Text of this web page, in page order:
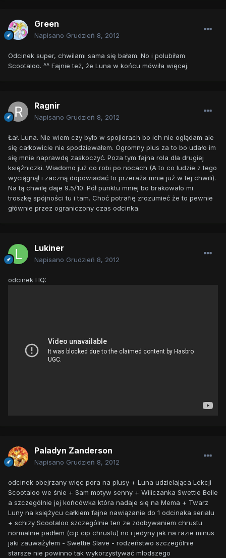
Green
Napisano Grudzień 8, 2012
Odcinek super, chwilami sama się bałam. No i polubiłam
Scootaloo. ^^ Fajnie też, że Luna w końcu mówiła więcej.
Ragnir
Napisano Grudzień 8, 2012
Łał. Luna. Nie wiem czy było w spojlerach bo ich nie oglądam ale
się całkowicie nie spodziewałem. Ogromny plus za to bo udało im
się mnie naprawdę zaskoczyć. Poza tym fajna rola dla drugiej
księżniczki. Wiadomo już co robi po nocach (A to co ludzie z tego
wyciągnął i zaczną dopowiadać to przeraża mnie już w tej chwili).
Na tą chwilę daje 9.5/10. Pół punktu mniej bo brakowało mi
troszkę spójności tu i tam. Choć potrafię zrozumieć że to pewnie
głównie przez ograniczony czas odcinka.
Lukiner
Napisano Grudzień 8, 2012
odcinek HQ:
Paladyn Zanderson
Napisano Grudzień 8, 2012
odcinek obejrzany więc pora na plusy + Luna udzielająca Lekcji
Scootaloo we śnie + Sam motyw senny + Wiliczanka Swettie Belle
a szczególnie jej końcówka która nadaje się na Mema + Twarz
Luny na księżycu całkiem fajne nawiązanie do 1 odcinaka serialu
+ schizy Scootaloo szczególnie ten ze zdobywaniem chrustu
normalnie padłem (cip cip chrustu) no i jedyny jak na razie minus
jaki zauważyłem - Swettie Slave - rodzeństwo szczególnie
starsze nie powinno tak wykorzystywać młodszego